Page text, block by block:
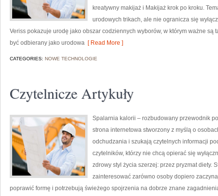
kreatywny makijaż i Makijaż krok po kroku.
urodowych trikach, ale nie ogranicza się
Veriss pokazuje urodę jako obszar codziennych wyborów, w którym ważne są
być odbierany jako urodowa [ Read More ]
CATEGORIES: NOWE TECHNOLOGIE
Czytelnicze Artykuły
Spalarnia kalorii – rozbudowany przewodnik
strona internetowa stworzony z myślą o
odchudzania i szukają czytelnych informacji
czytelników, którzy nie chcą opierać się
zdrowy styl życia szerzej: przez pryzmat diety.
zainteresować zarówno osoby dopiero
poprawić formę i potrzebują świeżego spojrzenia na dobrze znane